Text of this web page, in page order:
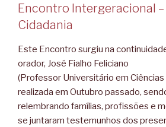
Encontro Intergeracional
Cidadania
Este Encontro surgiu na
orador, José Fialho Feliciano
(Professor Universitário em Ciências
realizada em Outubro passado,
relembrando famílias, profissões e
se juntaram testemunhos dos